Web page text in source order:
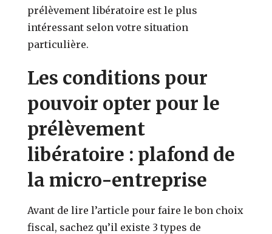
prélèvement libératoire est le plus
intéressant selon votre situation
particulière.
Les conditions pour
pouvoir opter pour le
prélèvement
libératoire : plafond de
la micro-entreprise
Avant de lire l’article pour faire le bon choix
fiscal, sachez qu’il existe 3 types de